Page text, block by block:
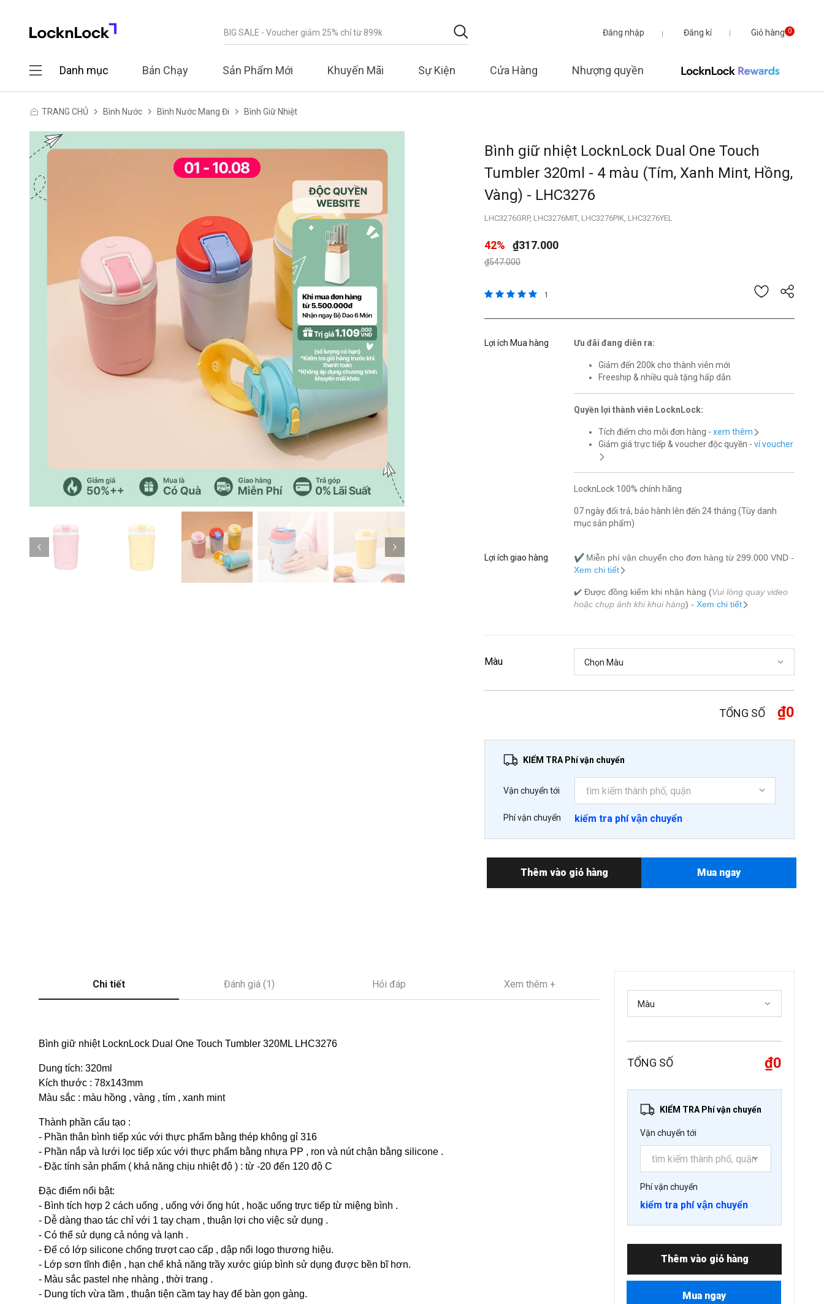
Đăng nhập Đăng kí Giỏ hàng 0
Danh mục Bán Chạy Sản Phẩm Mới Khuyến Mãi Sự Kiện Cửa Hàng Nhượng quyền
TRANG CHỦ Bình Nước Bình Nước Mang Đi Bình Giữ Nhiệt
Trang trước Kế tiếp
Bình giữ nhiệt LocknLock Dual One Touch
Tumbler 320ml - 4 màu (Tím, Xanh Mint, Hồng,
Vàng) - LHC3276
LHC3276GRP, LHC3276MIT, LHC3276PIK, LHC3276YEL
42% ₫317.000
Giá giảm xuống từ
₫547.000đến
5 trên đánh giá của 5 khách hàng
1
Lợi ích Mua hàng Ưu đãi đang diễn ra:
Giảm đến 200k cho thành viên mới
Freeship & nhiều quà tặng hấp dẫn
Quyền lợi thành viên LocknLock:
Tích điểm cho mỗi đơn hàng - xem thêm
Giảm giá trực tiếp & voucher độc quyền - ví voucher
LocknLock 100% chính hãng
07 ngày đổi trả, bảo hành lên đến 24 tháng (Tùy danh
mục sản phẩm)
Lợi ích giao hàng ✔️ Miễn phí vận chuyển cho đơn hàng từ 299.000 VND -
Xem chi tiết
✔️ Được đồng kiểm khi nhận hàng (Vui lòng quay video
hoặc chụp ảnh khi khui hàng) - Xem chi tiết
Màu
TỔNG SỐ ₫0
KIỂM TRA Phí vận chuyển
Vận chuyển tới
Phí vận chuyển kiểm tra phí vận chuyển
Thêm vào giỏ hàng Mua ngay
Chi tiết Đánh giá (1) Hỏi đáp Xem thêm +
Bình giữ nhiệt LocknLock Dual One Touch Tumbler 320ML LHC3276
Dung tích: 320ml
Kích thước : 78x143mm
Màu sắc : màu hồng , vàng , tím , xanh mint
Thành phần cấu tạo :
- Phần thân bình tiếp xúc với thực phẩm bằng thép không gỉ 316
- Phần nắp và lưới lọc tiếp xúc với thực phẩm bằng nhựa PP , ron và nút chận bằng silicone .
- Đặc tính sản phẩm ( khả năng chịu nhiệt độ ) : từ -20 đến 120 độ C
Đặc điểm nổi bật:
- Bình tích hợp 2 cách uống , uống với ống hút , hoặc uống trực tiếp từ miệng bình .
- Dễ dàng thao tác chỉ với 1 tay chạm , thuận lợi cho việc sử dụng .
- Có thể sử dụng cả nóng và lạnh .
- Đế có lớp silicone chống trượt cao cấp , dập nổi logo thương hiệu.
- Lớp sơn tĩnh điện , hạn chế khả năng trầy xước giúp bình sử dụng được bền bĩ hơn.
- Màu sắc pastel nhẹ nhàng , thời trang .
- Dung tích vừa tầm , thuận tiện cầm tay hay để bàn gọn gàng.
TỔNG SỐ ₫0
KIỂM TRA Phí vận chuyển
Vận chuyển tới
Phí vận chuyển
kiểm tra phí vận chuyển
Thêm vào giỏ hàng
Mua ngay